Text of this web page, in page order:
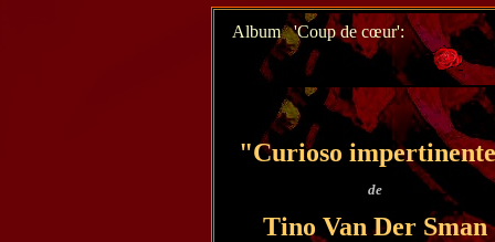
Album 'Coup de cœur':
"Curioso
de
Tino Van Der Sman